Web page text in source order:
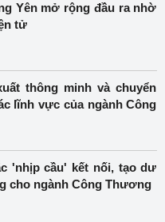
Yên mở rộng đầu ra nhờ
tử
thông minh và chuyển
lĩnh vực của ngành Công
'nhịp cầu' kết nối, tạo dư
cho ngành Công Thương